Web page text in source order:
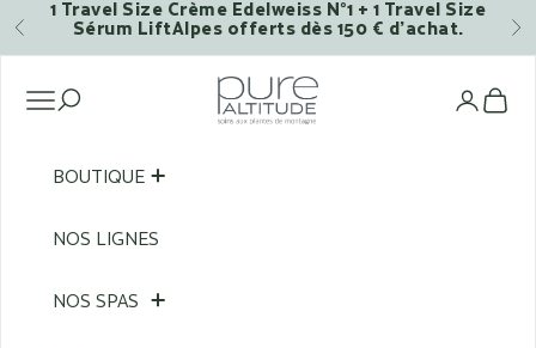
Passer au contenu
Précédent
1 Travel Size Crème Edelweiss N°1 + 1 Travel Size
Sérum LiftAlpes offerts dès 150 € d’achat.
Pure Altitude
Ouvrir la navigation
BOUTIQUE
NOS LIGNES
NOS SPAS